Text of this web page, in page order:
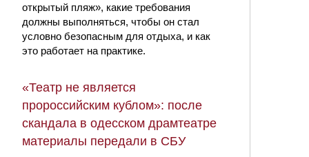
открытый пляж», какие требования
должны выполняться, чтобы он стал
условно безопасным для отдыха, и как
это работает на практике.
«Театр не является
пророссийским кублом»: после
скандала в одесском драмтеатре
материалы передали в СБУ